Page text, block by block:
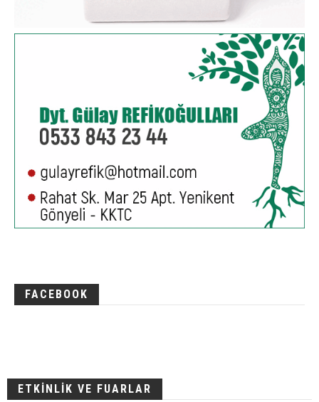
FACEBOOK
ETKİNLİK VE FUARLAR